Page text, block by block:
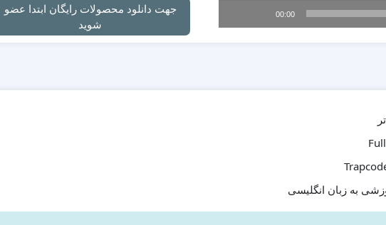
00:00
جهت دانلود محصولات رایگان ابتدا عضو
شوید
به زبان انگلیسی